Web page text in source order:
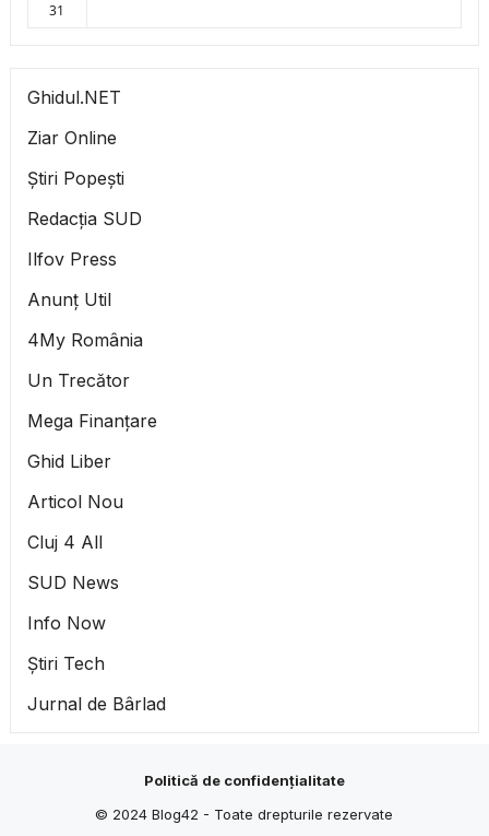
31
Ghidul.NET
Ziar Online
Știri Popești
Redacția SUD
Ilfov Press
Anunț Util
4My România
Un Trecător
Mega Finanțare
Ghid Liber
Articol Nou
Cluj 4 All
SUD News
Info Now
Știri Tech
Jurnal de Bârlad
Politică de confidențialitate
© 2024Blog42 - Toate drepturile rezervate